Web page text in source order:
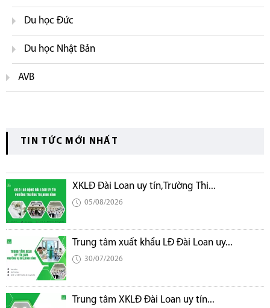
Du học Đức
Du học Nhật Bản
AVB
TIN TỨC MỚI NHẤT
XKLĐ Đài Loan uy tín,Trường Thi...
05/08/2026
Trung tâm xuất khẩu LĐ Đài Loan uy...
30/07/2026
Trung tâm XKLĐ Đài Loan uy tín...